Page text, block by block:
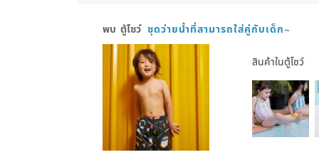
พบ ตู้โชว์ ชุดว่ายน้ำที่สามารถใส่คู่กับเด็ก~
สินค้าในตู้โชว์